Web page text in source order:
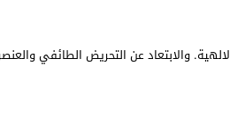
والابتعاد عن التحريض الطائفي